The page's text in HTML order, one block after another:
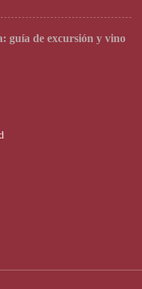
guía de excursión y vino